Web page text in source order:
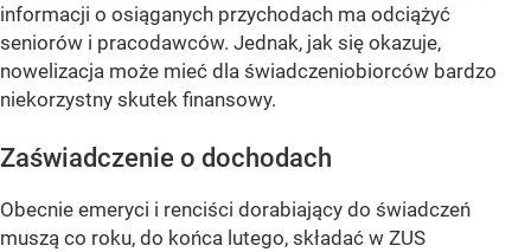
informacji o osiąganych przychodach ma odciążyć
seniorów i pracodawców. Jednak, jak się okazuje,
nowelizacja może mieć dla świadczeniobiorców bardzo
niekorzystny skutek finansowy.
Zaświadczenie o dochodach
Obecnie emeryci i renciści dorabiający do świadczeń
muszą co roku, do końca lutego, składać w ZUS